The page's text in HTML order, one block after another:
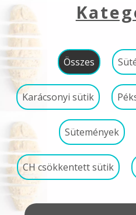
Összes
Karácsonyi sütik
Sütemények
CH csökkentett sütik